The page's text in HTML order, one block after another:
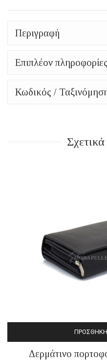
Περιγραφή
Επιπλέον πληροφορίες
Κωδικός /
Δερμάτινο